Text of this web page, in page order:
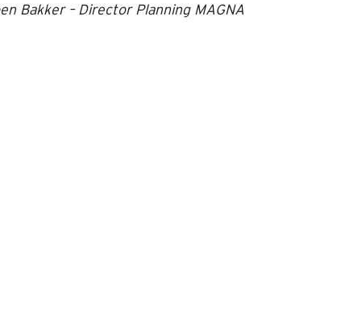
Bakker – Director Planning MAGNA